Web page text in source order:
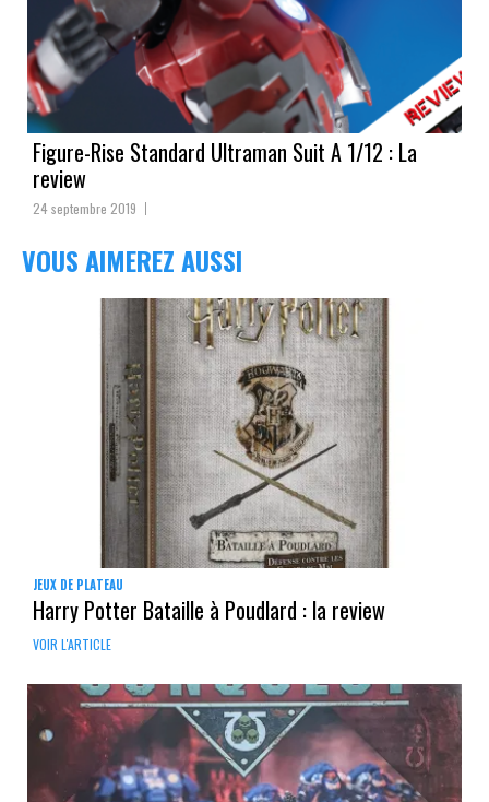
Figure-Rise Standard Ultraman Suit A 1/12 : La
review
24 septembre 2019
VOUS AIMEREZ AUSSI
JEUX DE PLATEAU
Harry Potter Bataille à Poudlard : la review
VOIR L'ARTICLE